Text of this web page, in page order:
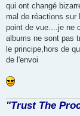
a
g
qui ont changé
mal de réactions sur
point de vue....je ne
albums ne sont pas
le principe,hors de
de l'envoi
"Trust The